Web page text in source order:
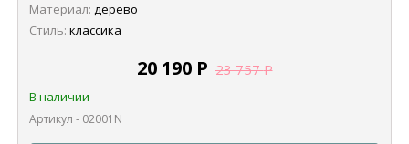
Материал: дерево
Стиль: классика
20 190 Р 23 757Р
В наличии
Артикул - 02001N